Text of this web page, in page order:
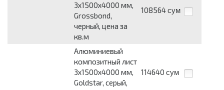
3х1500х4000 мм,
Grossbond,
черный, цена за
кв.м
108564 сум
Алюминиевый
композитный лист
3х1500х4000 мм,
Goldstar, серый,
114640 сум